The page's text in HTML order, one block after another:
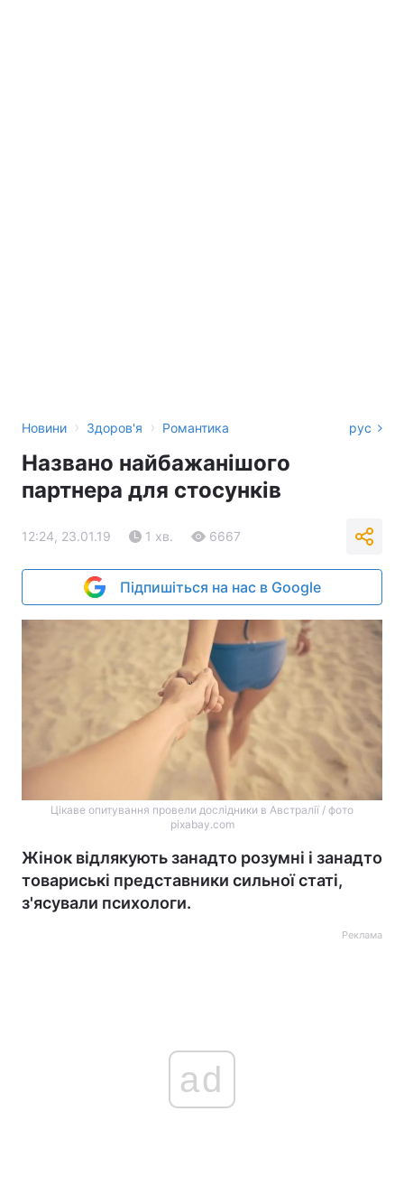
Новини › Здоров'я › Романтика рус
Названо найбажанішого
партнера для стосунків
12:24, 23.01.19 1 хв. 6667
Підпишіться на нас в Google
Цікаве опитування провели дослідники в Австралії / фото
pixabay.com
Жінок відлякують занадто розумні і занадто
товариські представники сильної статі,
з'ясували психологи.
Реклама
ad